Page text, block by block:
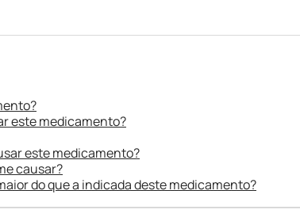
este medicamento?
este medicamento?
causar?
do que a indicada deste medicamento?